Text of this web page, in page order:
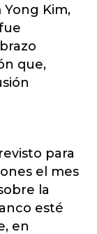
Yong Kim,
que,
para
el mes
la
esté
en